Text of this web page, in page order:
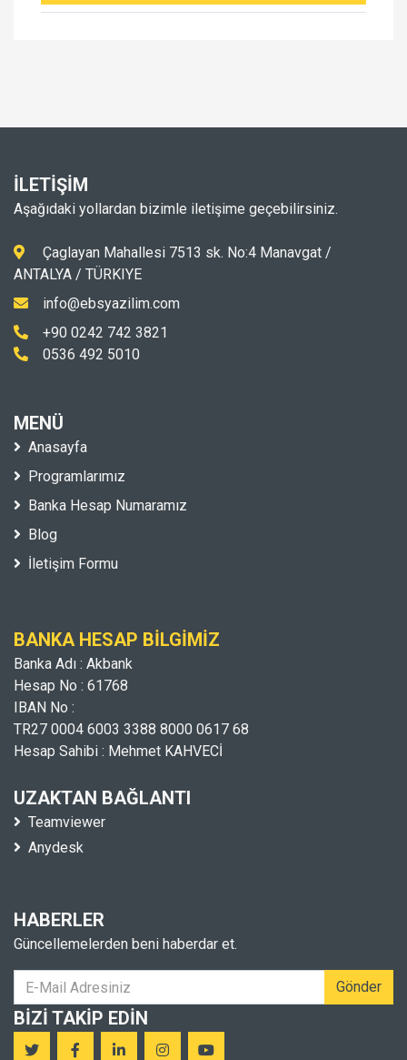
İLETİŞİM
Aşağıdaki yollardan bizimle iletişime geçebilirsiniz.
Çaglayan Mahallesi 7513 sk. No:4 Manavgat /
ANTALYA / TÜRKIYE
info@ebsyazilim.com
+90 0242 742 3821
0536 492 5010
MENÜ
Anasayfa
Programlarımız
Banka Hesap Numaramız
Blog
İletişim Formu
BANKA HESAP BILGIMIZ
Banka Adı : Akbank
Hesap No : 61768
IBAN No :
TR27 0004 6003 3388 8000 0617 68
Hesap Sahibi : Mehmet KAHVECİ
UZAKTAN BAĞLANTI
Teamviewer
Anydesk
HABERLER
Güncellemelerden beni haberdar et.
Gönder
BIZI TAKIP EDIN